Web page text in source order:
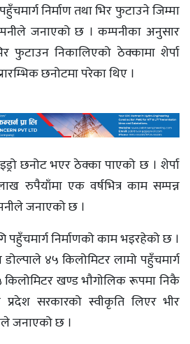
निर्माण तथा भिर फुटाउने जिम्मा
जनाएको छ । कम्पनीका अनुसार
फुटाउन निकालिएको ठेक्कामा शेर्पा
छनोटमा परेका थिए ।
छनोट भएर ठेक्का पाएको छ । शेर्पा
रुपैयाँमा एक वर्षभित्र काम सम्पन्न
जनाएको छ ।
निर्माणको काम भइरहेको छ ।
डोल्पाले ४५ किलोमिटर लामो पहुँचमार्ग
किलोमिटर खण्ड भाैगाेलिक रूपमा निकै
सरकारको स्वीकृति लिएर भीर
जनाएको छ ।